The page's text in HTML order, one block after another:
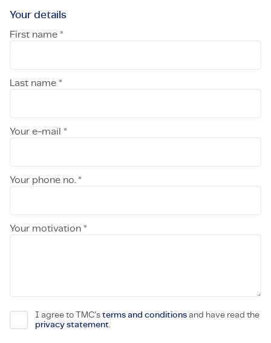
Your details
First name *
Last name *
Your e-mail *
Your phone no. *
Your motivation *
I agree to TMC's terms and conditions and have read the
privacy statement.